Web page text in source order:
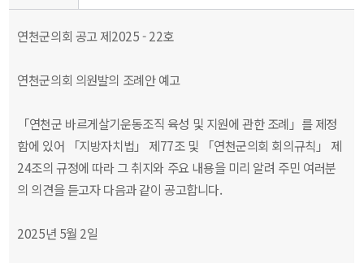
연천군의회 공고 제2025 - 22호
연천군의회 의원발의 조례안 예고
「연천군 바르게살기운동조직 육성 및 지원에 관한 조례」를 제정
함에 있어 「지방자치법」 제77조 및 「연천군의회 회의규칙」 제
24조의 규정에 따라 그 취지와 주요 내용을 미리 알려 주민 여러분
의 의견을 듣고자 다음과 같이 공고합니다.
2025년 5월 2일